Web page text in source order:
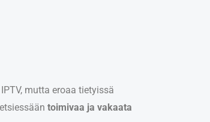
mutta eroaa tietyissä
toimivaa ja vakaata